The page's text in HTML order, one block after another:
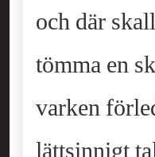
och där
tömma en
varken